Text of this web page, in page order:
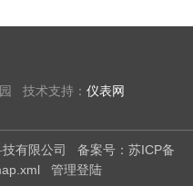
园 技术支持：仪表网
技有限公司 备案号：苏ICP备
管理登陆